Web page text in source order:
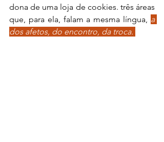
dona de uma loja de cookies. três áreas
que, para ela, falam a mesma língua, a
dos afetos, do encontro, da troca.